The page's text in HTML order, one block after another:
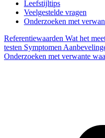
Leefstijltips
Veelgestelde vragen
Onderzoeken met
Referentiewaarden Wat het
testen Symptomen
Onderzoeken met verwante